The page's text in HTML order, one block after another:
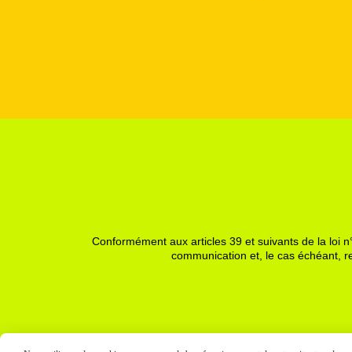
Conformément aux articles 39 et suivants de la loi
communication et, le cas échéant,